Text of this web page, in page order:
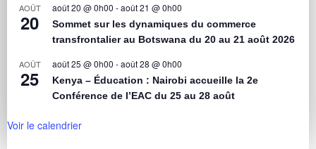
AOÛT
20
août 20 @ 0h00 -août 21 @ 0h00
Sommet sur les dynamiques du commerce
transfrontalier au Botswana du 20 au 21 août 2026
AOÛT
25
août 25 @ 0h00 -août 28 @ 0h00
Kenya – Éducation : Nairobi accueille la 2e
Conférence de l’EAC du 25 au 28 août
Voir le calendrier